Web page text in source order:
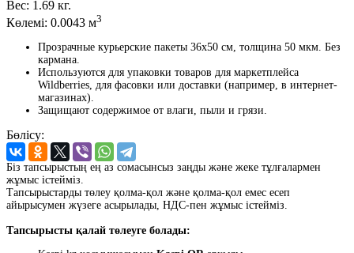
Вес: 1.69 кг.
Көлемі: 0.0043 м3
Прозрачные курьерские пакеты 36x50 см, толщина 50 мкм. Без
кармана.
Используются для упаковки товаров для маркетплейса
Wildberries, для фасовки или доставки (например, в интернет-
магазинах).
Защищают содержимое от влаги, пыли и грязи.
Бөлісу:
Біз тапсырыстың ең аз сомасынсыз заңды және жеке тұлғалармен
жұмыс істейміз.
Тапсырыстарды төлеу қолма-қол және қолма-қол емес есеп
айырысумен жүзеге асырылады, НДС-пен жұмыс істейміз.
Тапсырысты қалай төлеуге болады: